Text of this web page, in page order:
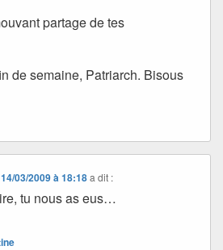
partage de tes
de semaine, Patriarch. Bisous
14/03/2009 à 18:18 a dit :
tu nous as eus…